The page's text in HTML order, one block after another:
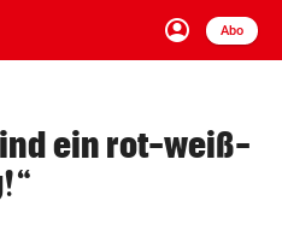
account_circle
Anmelden
Abo
close Schließen
ein rot-weiß-